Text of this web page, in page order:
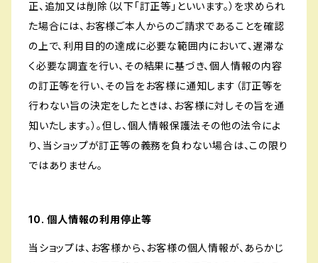
正、追加又は削除（以下「訂正等」といいます。）を求められ
た場合には、お客様ご本人からのご請求であることを確認
の上で、利用目的の達成に必要な範囲内において、遅滞な
く必要な調査を行い、その結果に基づき、個人情報の内容
の訂正等を行い、その旨をお客様に通知します（訂正等を
行わない旨の決定をしたときは、お客様に対しその旨を通
知いたします。）。但し、個人情報保護法その他の法令によ
り、当ショップが訂正等の義務を負わない場合は、この限り
ではありません。
10. 個人情報の利用停止等
当ショップは、お客様から、お客様の個人情報が、あらかじ